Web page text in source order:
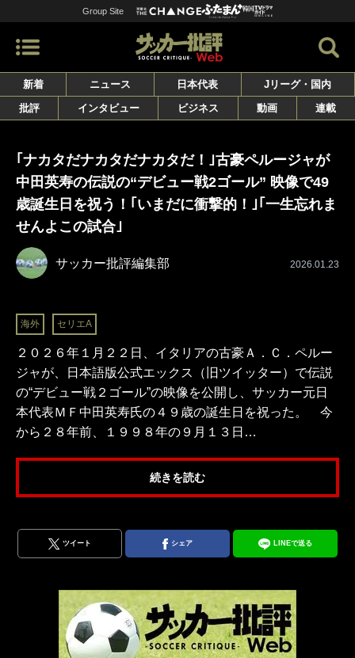
Group Site
新着 ニュース 日本代表
Jリーグ・国内
批評
インタビュー ビジネス 動画 連載
｢ナカタだナカタだナカタだ！｣古豪ペルージャが
中田英寿の伝説の“デビュー戦2ゴール” 映像で49
歳誕生日を祝う！｢いまだに衝撃的！｣｢一生忘れま
せんよこの試合｣
サッカー批評編集部 2026.01.23
海外 セリエA
２０２６年１月２２日、イタリアの古豪Ａ．Ｃ．ペルー
ジャが、日本語版公式エックス（旧ツイッター）で伝説
の“デビュー戦２ゴール”の映像を公開し、サッカー元日
本代表ＭＦ中田英寿氏の４９歳の誕生日を祝った。 今
から２８年前、１９９８年の９月１３日…
続きを読む
ツイート シェア LINEで送る